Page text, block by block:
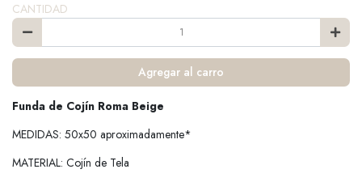
CANTIDAD
Agregar al carro
Funda de Cojín Roma Beige
MEDIDAS: 50x50 aproximadamente*
MATERIAL: Cojín de Tela